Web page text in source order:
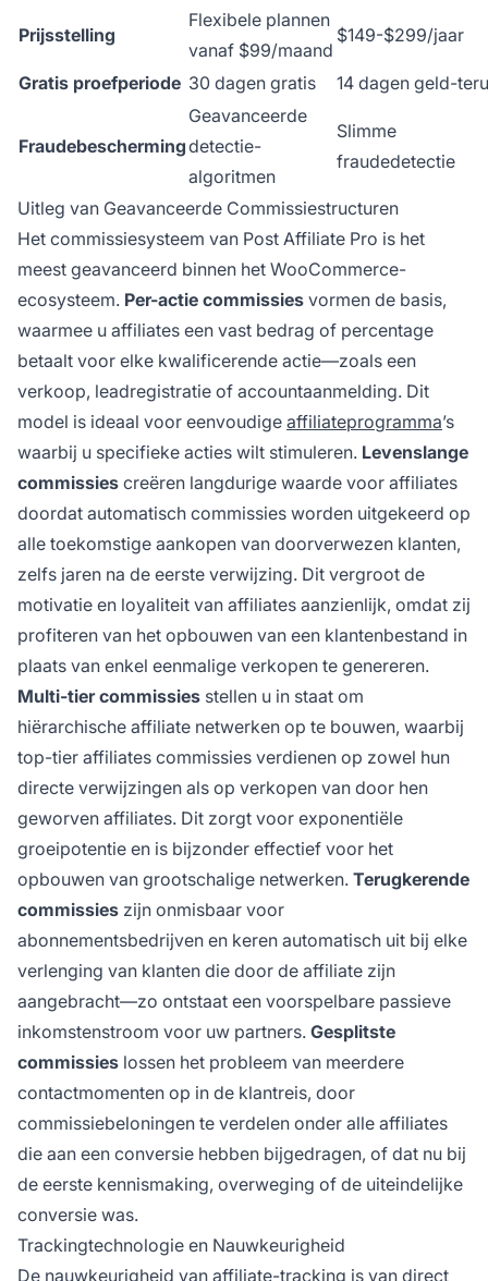
Prijsstelling
Flexibele plannen
vanaf $99/maand
$149-$299/jaar
Gratis proefperiode 30 dagen gratis 14 dagen geld-
Fraudebescherming
Geavanceerde
detectie-
algoritmen
Slimme
fraudedetectie
Uitleg van Geavanceerde Commissiestructuren
Het commissiesysteem van Post Affiliate Pro is het
meest geavanceerd binnen het WooCommerce-
ecosysteem. Per-actie commissies vormen de basis,
waarmee u affiliates een vast bedrag of percentage
betaalt voor elke kwalificerende actie—zoals een
verkoop, leadregistratie of accountaanmelding. Dit
model is ideaal voor eenvoudige affiliateprogramma’s
waarbij u specifieke acties wilt stimuleren. Levenslange
commissies creëren langdurige waarde voor affiliates
doordat automatisch commissies worden uitgekeerd op
alle toekomstige aankopen van doorverwezen klanten,
zelfs jaren na de eerste verwijzing. Dit vergroot de
motivatie en loyaliteit van affiliates aanzienlijk, omdat zij
profiteren van het opbouwen van een klantenbestand in
plaats van enkel eenmalige verkopen te genereren.
Multi-tier commissies stellen u in staat om
hiërarchische affiliate netwerken op te bouwen, waarbij
top-tier affiliates commissies verdienen op zowel hun
directe verwijzingen als op verkopen van door hen
geworven affiliates. Dit zorgt voor exponentiële
groeipotentie en is bijzonder effectief voor het
opbouwen van grootschalige netwerken. Terugkerende
commissies zijn onmisbaar voor
abonnementsbedrijven en keren automatisch uit bij elke
verlenging van klanten die door de affiliate zijn
aangebracht—zo ontstaat een voorspelbare passieve
inkomstenstroom voor uw partners. Gesplitste
commissies lossen het probleem van meerdere
contactmomenten op in de klantreis, door
commissiebeloningen te verdelen onder alle affiliates
die aan een conversie hebben bijgedragen, of dat nu bij
de eerste kennismaking, overweging of de uiteindelijke
conversie was.
Trackingtechnologie en Nauwkeurigheid
De nauwkeurigheid van affiliate-tracking is van direct